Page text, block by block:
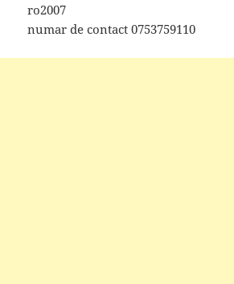
ro2007
numar de contact 0753759110